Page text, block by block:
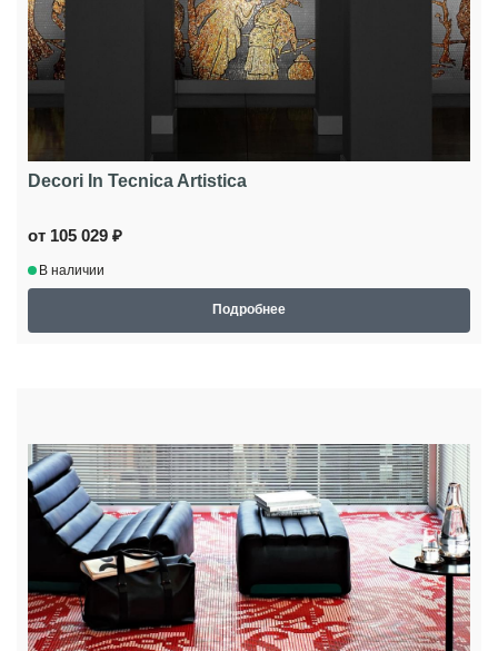
Decori In Tecnica Artistica
от 105 029 ₽
В наличии
Подробнее